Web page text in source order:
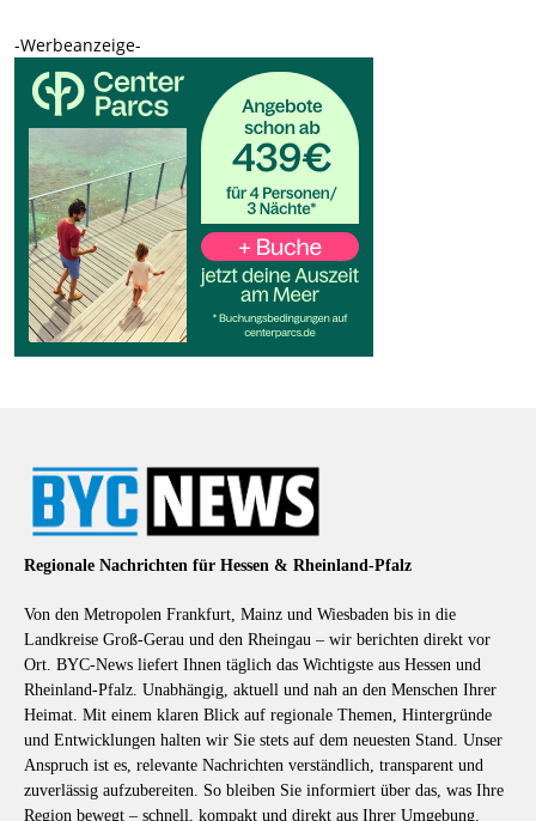
-Werbeanzeige-
Regionale Nachrichten für Hessen & Rheinland-Pfalz
Von den Metropolen Frankfurt, Mainz und Wiesbaden bis in die
Landkreise Groß-Gerau und den Rheingau – wir berichten direkt vor
Ort. BYC-News liefert Ihnen täglich das Wichtigste aus Hessen und
Rheinland-Pfalz. Unabhängig, aktuell und nah an den Menschen Ihrer
Heimat. Mit einem klaren Blick auf regionale Themen, Hintergründe
und Entwicklungen halten wir Sie stets auf dem neuesten Stand. Unser
Anspruch ist es, relevante Nachrichten verständlich, transparent und
zuverlässig aufzubereiten. So bleiben Sie informiert über das, was Ihre
Region bewegt – schnell, kompakt und direkt aus Ihrer Umgebung.